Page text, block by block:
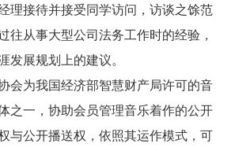
理接待并接受同学访问，访谈之馀范
往从事大型公司法务工作时的经验，
发展规划上的建议。
会为我国经济部智慧财产局许可的音
之一，协助会员管理音乐着作的公开
与公开播送权，依照其运作模式，可